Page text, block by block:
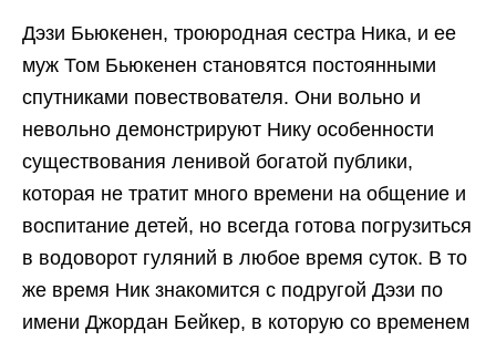
Дэзи Бьюкенен, троюродная сестра Ника, и ее
муж Том Бьюкенен становятся постоянными
спутниками повествователя. Они вольно и
невольно демонстрируют Нику особенности
существования ленивой богатой публики,
которая не тратит много времени на общение и
воспитание детей, но всегда готова погрузиться
в водоворот гуляний в любое время суток. В то
же время Ник знакомится с подругой Дэзи по
имени Джордан Бейкер, в которую со временем